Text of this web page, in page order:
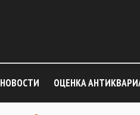
НОВОСТИ ОЦЕНКА